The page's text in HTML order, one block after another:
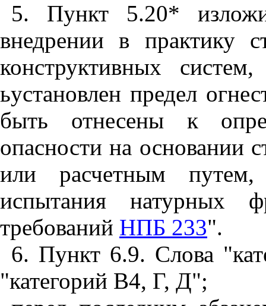
5. Пункт 5.20*
внедрении в практику
конструктивных
ьустановлен предел
быть отнесены к
опасности на основании
или расчетным путем,
испытания натурных
требований НПБ 233".
6. Пункт 6.9. Слова
"категорий В4, Г, Д";